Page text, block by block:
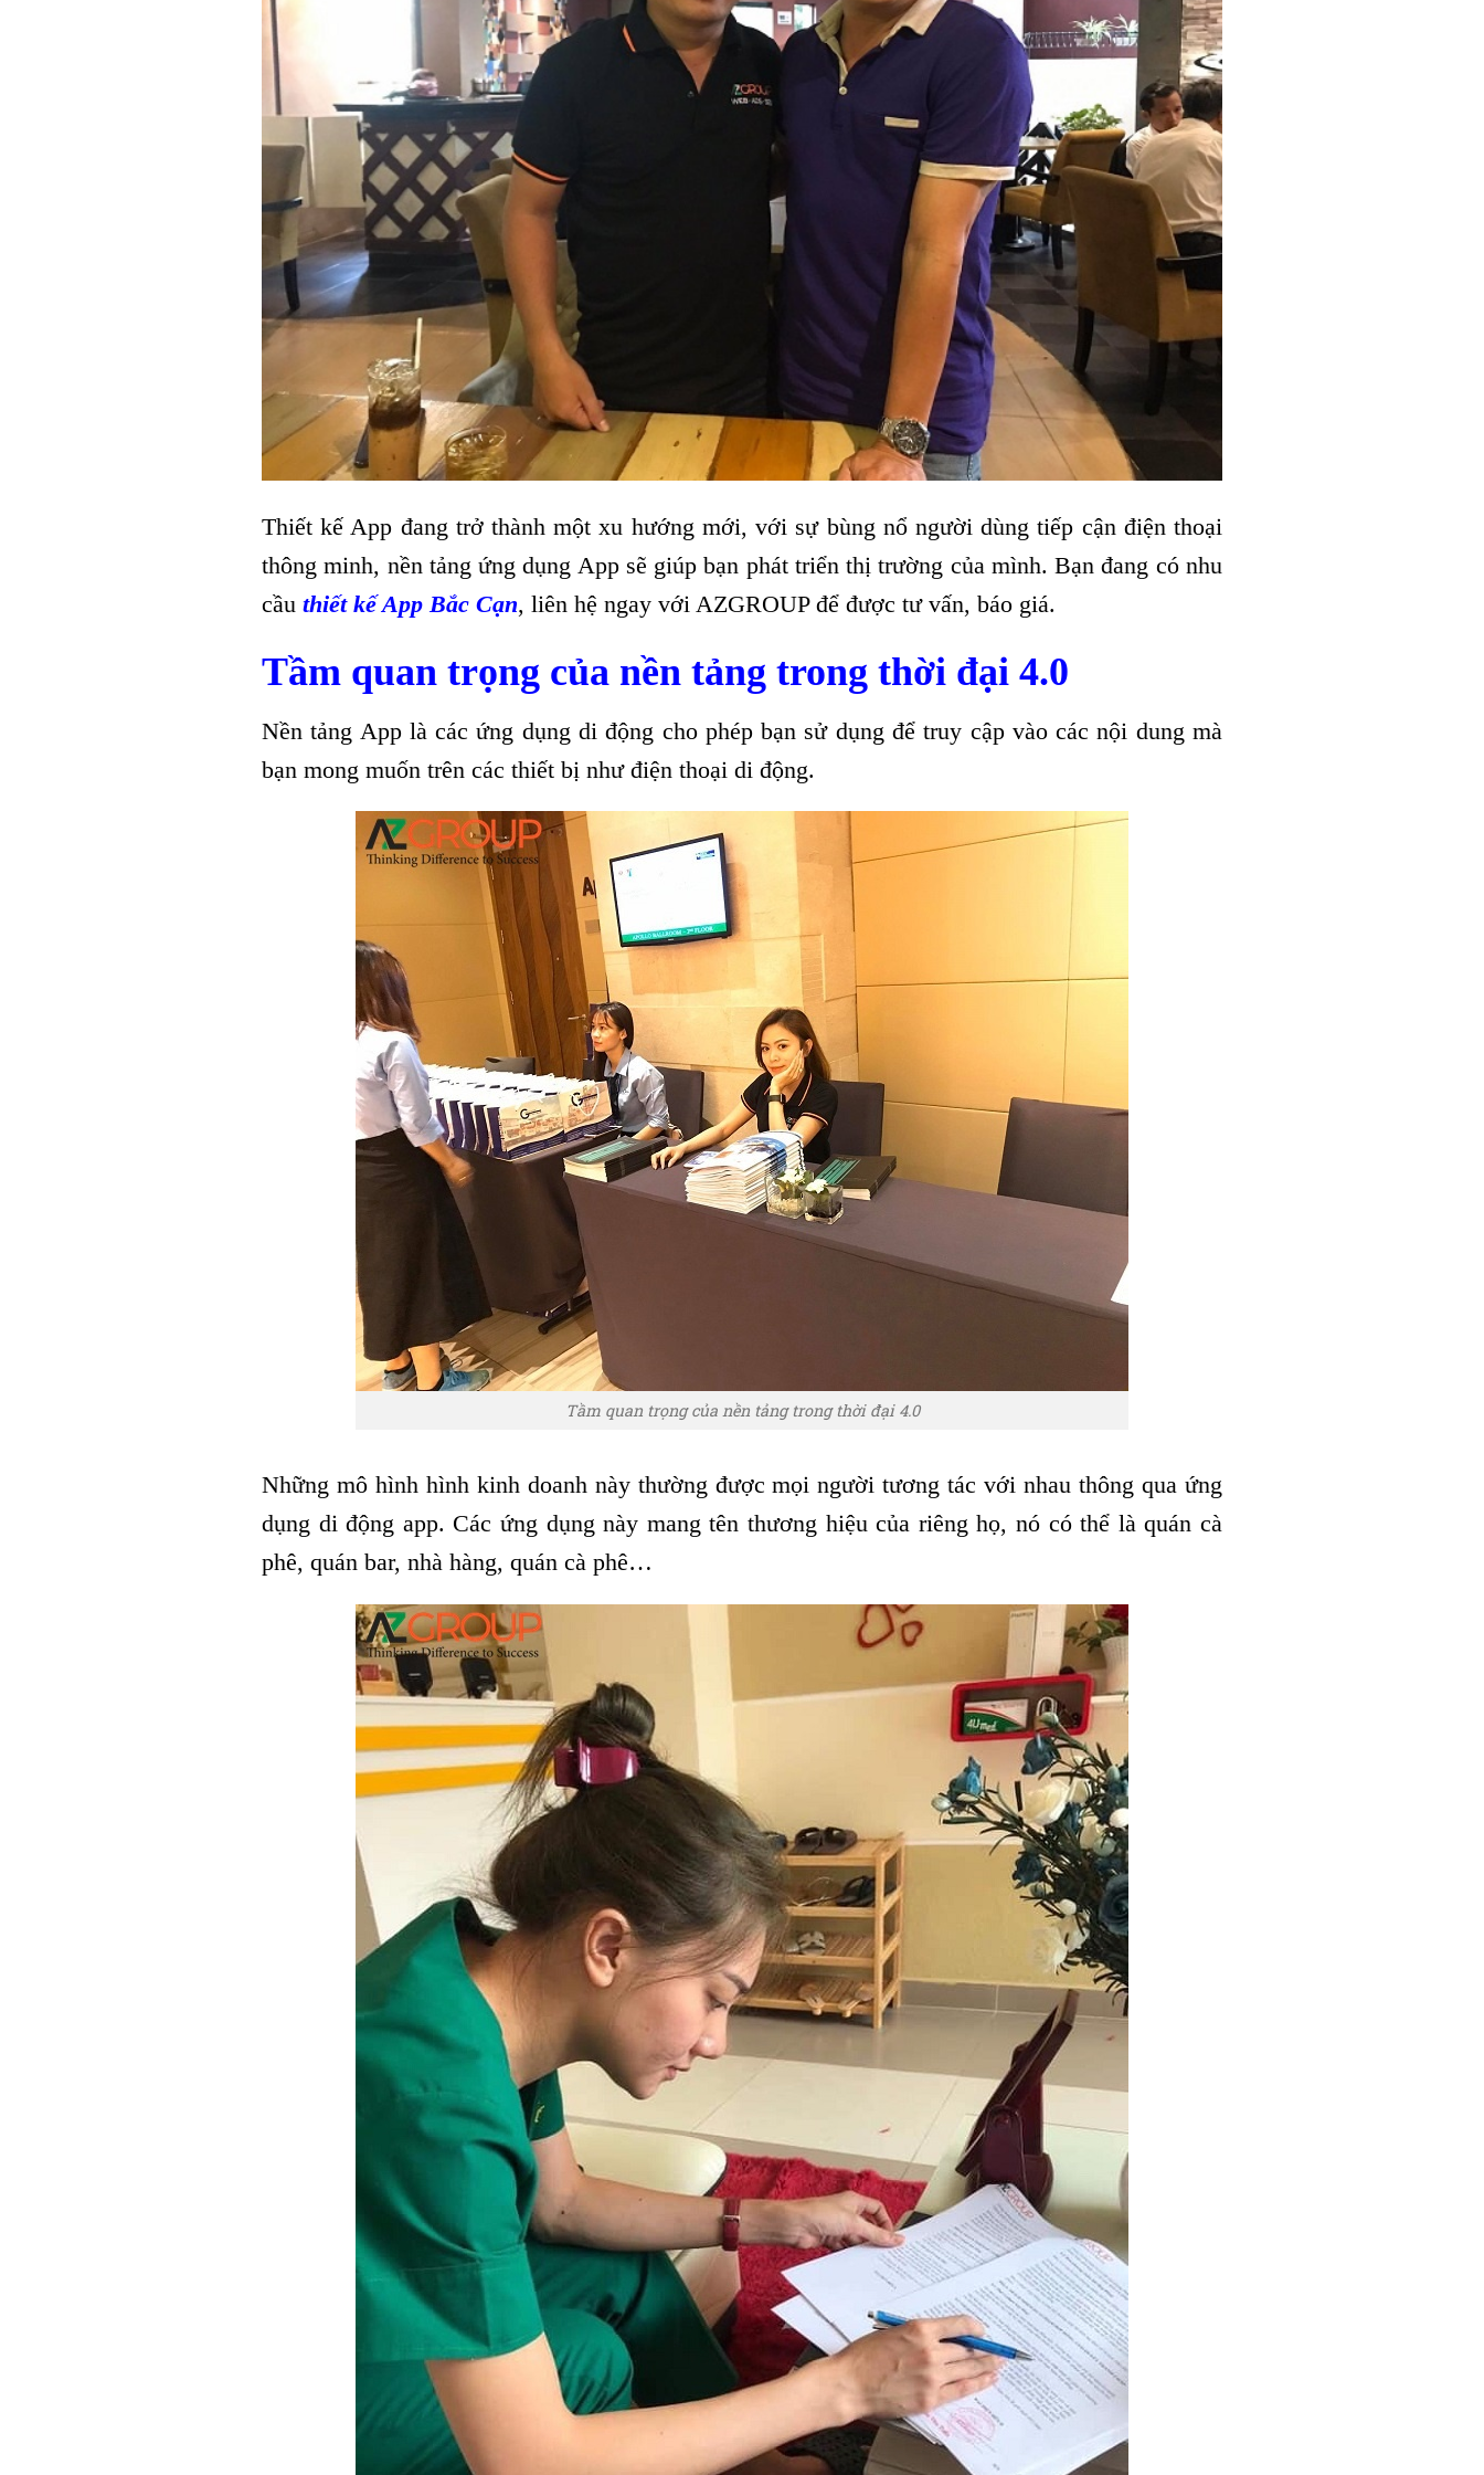
Thiết kế App đang trở thành một xu hướng mới, với sự bùng nổ người dùng tiếp cận điện thoại
thông minh, nền tảng ứng dụng App sẽ giúp bạn phát triển thị trường của mình. Bạn đang có nhu
cầu thiết kế App Bắc Cạn, liên hệ ngay với AZGROUP để được tư vấn, báo giá.
Tầm quan trọng của nền tảng trong thời đại 4.0
Nền tảng App là các ứng dụng di động cho phép bạn sử dụng để truy cập vào các nội dung mà
bạn mong muốn trên các thiết bị như điện thoại di động.
Tầm quan trọng của nền tảng trong thời đại 4.0
Những mô hình hình kinh doanh này thường được mọi người tương tác với nhau thông qua ứng
dụng di động app. Các ứng dụng này mang tên thương hiệu của riêng họ, nó có thể là quán cà
phê, quán bar, nhà hàng, quán cà phê…